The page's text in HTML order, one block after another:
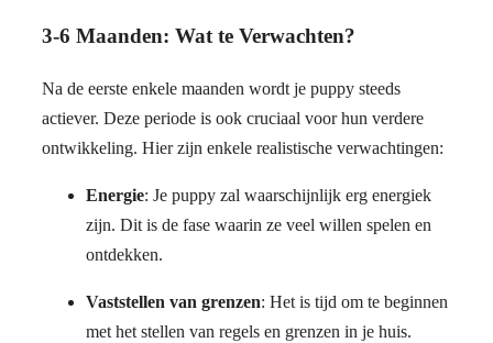
3-6 Maanden: Wat te Verwachten?
Na de eerste enkele maanden wordt je puppy steeds
actiever. Deze periode is ook cruciaal voor hun verdere
ontwikkeling. Hier zijn enkele realistische verwachtingen:
Energie: Je puppy zal waarschijnlijk erg energiek
zijn. Dit is de fase waarin ze veel willen spelen en
ontdekken.
Vaststellen van grenzen: Het is tijd om te beginnen
met het stellen van regels en grenzen in je huis.